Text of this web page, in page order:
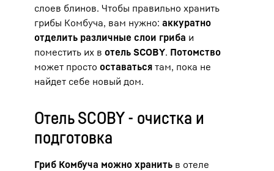
слоев блинов. Чтобы правильно хранить
грибы Комбуча, вам нужно: аккуратно
отделить различные слои гриба и
поместить их в отель SCOBY. Потомство
может просто оставаться там, пока не
найдет себе новый дом.
Отель SCOBY - очистка и
подготовка
Гриб Комбуча можно хранить в отеле